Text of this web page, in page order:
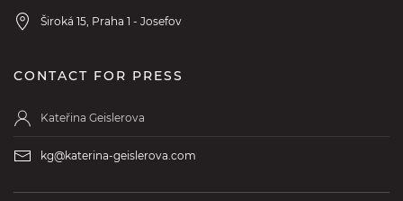
Široká 15, Praha 1 - Josefov
CONTACT FOR PRESS
Kateřina Geislerova
kg@katerina-geislerova.com